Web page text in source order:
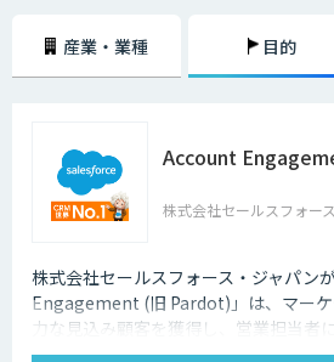
産業・業種 目的
Account
株式会社セールスフォー
株式会社セールスフォース・ジャパン
Engagement (旧 Pardot)」は、マー
力な見込み顧客を獲得し、営業担当者
します。